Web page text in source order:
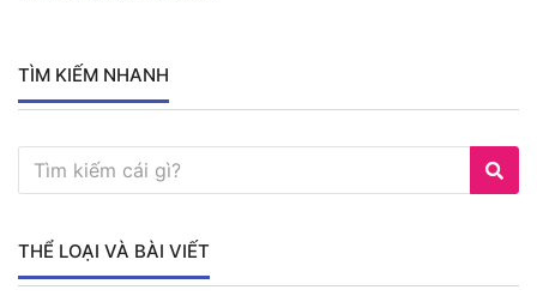
TÌM KIẾM NHANH
THỂ LOẠI VÀ BÀI VIẾT